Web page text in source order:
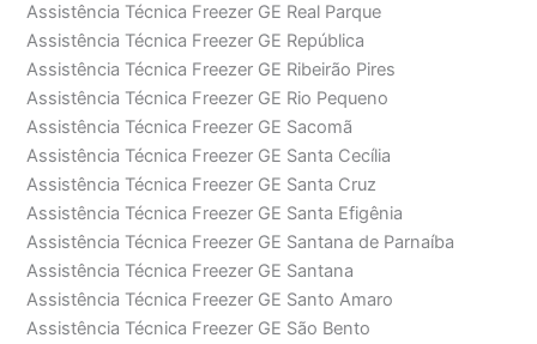
Assistência Técnica Freezer GE Real Parque
Assistência Técnica Freezer GE República
Assistência Técnica Freezer GE Ribeirão Pires
Assistência Técnica Freezer GE Rio Pequeno
Assistência Técnica Freezer GE Sacomã
Assistência Técnica Freezer GE Santa Cecília
Assistência Técnica Freezer GE Santa Cruz
Assistência Técnica Freezer GE Santa Efigênia
Assistência Técnica Freezer GE Santana de Parnaíba
Assistência Técnica Freezer GE Santana
Assistência Técnica Freezer GE Santo Amaro
Assistência Técnica Freezer GE São Bento